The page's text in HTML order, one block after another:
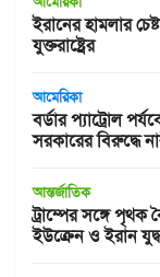
ইরানের হামলার
যুক্তরাষ্ট্রের
আমেরিকা
বর্ডার প্যাট্রোল
সরকারের বিরুদ্ধে
আন্তর্জাতিক
ট্রাম্পের সঙ্গে
ইউক্রেন ও ইরান